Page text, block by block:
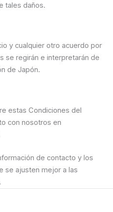
tales daños.
y cualquier otro acuerdo por
se regirán e interpretarán de
de Japón.
estas Condiciones del
con nosotros en
de contacto y los
se ajusten mejor a las